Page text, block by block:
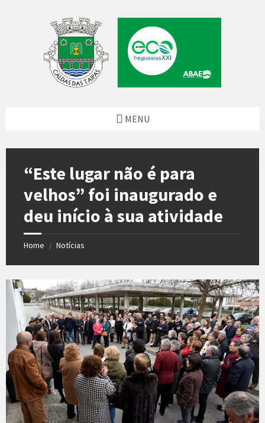
MENU
“Este lugar não é para
velhos” foi inaugurado e
deu início à sua atividade
Home / Notícias